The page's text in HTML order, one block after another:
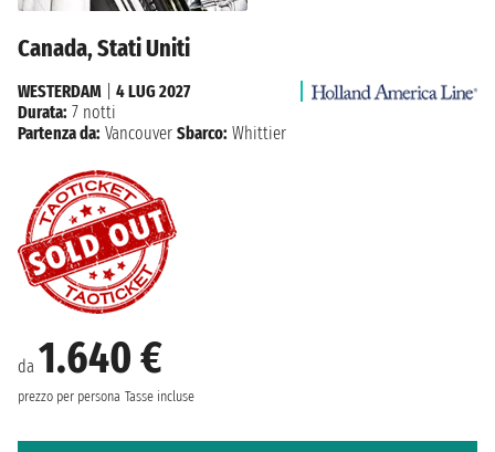
Canada, Stati Uniti
da 1.640 €
prezzo per persona Tasse incluse
WESTERDAM
4 LUG 2027
Durata: 7 notti
Partenza da: Vancouver Sbarco: Whittier